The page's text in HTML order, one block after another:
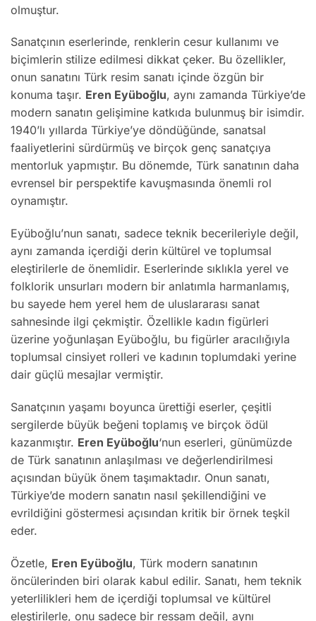
olmuştur.
Sanatçının eserlerinde, renklerin cesur kullanımı ve
biçimlerin stilize edilmesi dikkat çeker. Bu özellikler,
onun sanatını Türk resim sanatı içinde özgün bir
konuma taşır. Eren Eyüboğlu, aynı zamanda Türkiye’de
modern sanatın gelişimine katkıda bulunmuş bir isimdir.
1940’lı yıllarda Türkiye’ye döndüğünde, sanatsal
faaliyetlerini sürdürmüş ve birçok genç sanatçıya
mentorluk yapmıştır. Bu dönemde, Türk sanatının daha
evrensel bir perspektife kavuşmasında önemli rol
oynamıştır.
Eyüboğlu’nun sanatı, sadece teknik becerileriyle değil,
aynı zamanda içerdiği derin kültürel ve toplumsal
eleştirilerle de önemlidir. Eserlerinde sıklıkla yerel ve
folklorik unsurları modern bir anlatımla harmanlamış,
bu sayede hem yerel hem de uluslararası sanat
sahnesinde ilgi çekmiştir. Özellikle kadın figürleri
üzerine yoğunlaşan Eyüboğlu, bu figürler aracılığıyla
toplumsal cinsiyet rolleri ve kadının toplumdaki yerine
dair güçlü mesajlar vermiştir.
Sanatçının yaşamı boyunca ürettiği eserler, çeşitli
sergilerde büyük beğeni toplamış ve birçok ödül
kazanmıştır. Eren Eyüboğlu‘nun eserleri, günümüzde
de Türk sanatının anlaşılması ve değerlendirilmesi
açısından büyük önem taşımaktadır. Onun sanatı,
Türkiye’de modern sanatın nasıl şekillendiğini ve
evrildiğini göstermesi açısından kritik bir örnek teşkil
eder.
Özetle, Eren Eyüboğlu, Türk modern sanatının
öncülerinden biri olarak kabul edilir. Sanatı, hem teknik
yeterlilikleri hem de içerdiği toplumsal ve kültürel
eleştirilerle, onu sadece bir ressam değil, aynı